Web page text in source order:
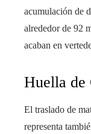
acumulación de
alrededor de 92
acaban en
Huella de
El traslado de
representa